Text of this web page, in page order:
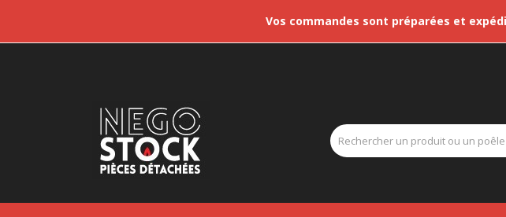
Vos commandes sont préparées et